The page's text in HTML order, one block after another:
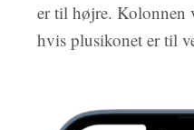
er til højre. Kolonnen
hvis plusikonet er til